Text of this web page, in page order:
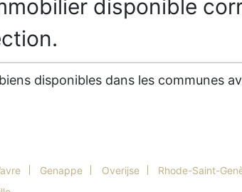
disponible
disponibles dans les communes
Genappe Overijse Rhode-Saint-